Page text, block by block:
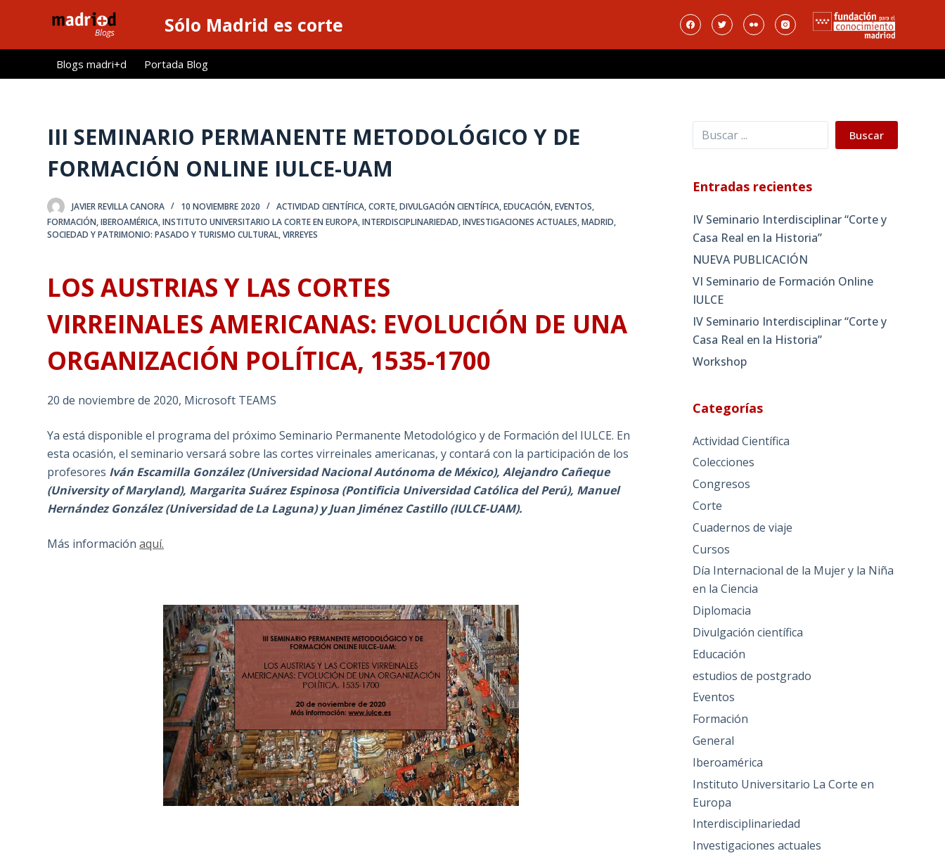
l
Sólo Madrid es corte
Blogs madri+d Portada Blog
III SEMINARIO PERMANENTE METODOLÓGICO Y DE
FORMACIÓN ONLINE IULCE-UAM
JAVIER REVILLA CANORA 10 NOVIEMBRE 2020 ACTIVIDAD CIENTÍFICA,CORTE,DIVULGACIÓN CIENTÍFICA,EDUCACIÓN,EVENTOS,
FORMACIÓN,IBEROAMÉRICA,INSTITUTO UNIVERSITARIO LA CORTE EN EUROPA,INTERDISCIPLINARIEDAD,INVESTIGACIONES ACTUALES,MADRID,
SOCIEDAD Y PATRIMONIO: PASADO Y TURISMO CULTURAL,VIRREYES
LOS AUSTRIAS Y LAS CORTES
VIRREINALES AMERICANAS: EVOLUCIÓN DE UNA
ORGANIZACIÓN POLÍTICA, 1535-1700
20 de noviembre de 2020, Microsoft TEAMS
Ya está disponible el programa del próximo Seminario Permanente Metodológico y de Formación del IULCE. En
esta ocasión, el seminario versará sobre las cortes virreinales americanas, y contará con la participación de los
profesores Iván Escamilla González (Universidad Nacional Autónoma de México), Alejandro Cañeque
(University of Maryland), Margarita Suárez Espinosa (Pontificia Universidad Católica del Perú), Manuel
Hernández González (Universidad de La Laguna) y Juan Jiménez Castillo (IULCE-UAM).
Más informaciónaquí.
Buscar Buscar
Entradas recientes
IV Seminario Interdisciplinar “Corte y
Casa Real en la Historia”
NUEVA PUBLICACIÓN
VI Seminario de Formación Online
IULCE
IV Seminario Interdisciplinar “Corte y
Casa Real en la Historia”
Workshop
Categorías
Actividad Científica
Colecciones
Congresos
Corte
Cuadernos de viaje
Cursos
Día Internacional de la Mujer y la Niña
en la Ciencia
Diplomacia
Divulgación científica
Educación
estudios de postgrado
Eventos
Formación
General
Iberoamérica
Instituto Universitario La Corte en
Europa
Interdisciplinariedad
Investigaciones actuales